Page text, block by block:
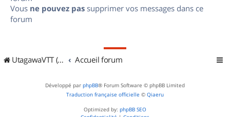
Vous ne pouvez pas supprimer vos messages dans ce
forum
UtagawaVTT (Randos VTT et VTTAE avec traces GPS) Accueil forum
Développé par phpBB® Forum Software © phpBB Limited
Traduction française officielle © Qiaeru
Optimized by: phpBB SEO